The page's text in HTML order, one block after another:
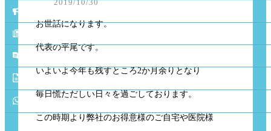
会社概要
お問合せ
2019/10/30
お世話になります。
代表の平尾です。
いよいよ今年も残すところ2か月余りとなり
毎日慌ただしい日々を過ごしております。
この時期より弊社のお得意様のご自宅や医院様